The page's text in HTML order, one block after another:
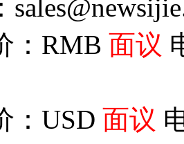
：RMB 面议
：USD 面议